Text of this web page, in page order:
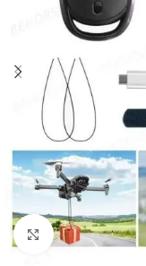
Kattints a